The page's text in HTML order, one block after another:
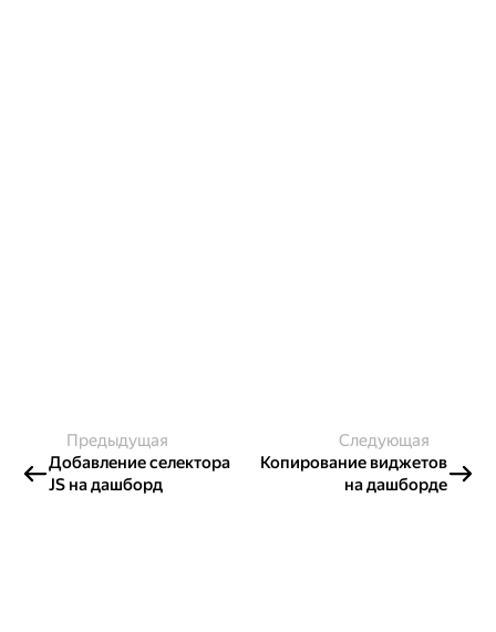
Предыдущая
Добавление селектора
JS на дашборд
Следующая
Копирование виджетов
на дашборде